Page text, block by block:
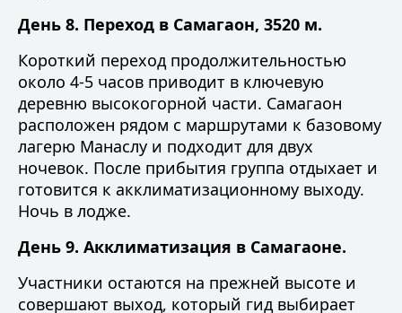
День 8. Переход в Самагаон, 3520 м.
Короткий переход продолжительностью
около 4-5 часов приводит в ключевую
деревню высокогорной части. Самагаон
расположен рядом с маршрутами к базовому
лагерю Манаслу и подходит для двух
ночевок. После прибытия группа отдыхает и
готовится к акклиматизационному выходу.
Ночь в лодже.
День 9. Акклиматизация в Самагаоне.
Участники остаются на прежней высоте и
совершают выход, который гид выбирает